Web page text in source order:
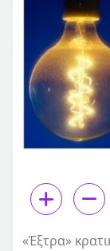
«Έξτρα»